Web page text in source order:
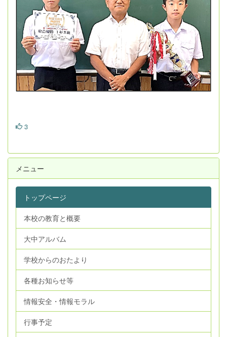
3
メニュー
トップページ
本校の教育と概要
大中アルバム
学校からのおたより
各種お知らせ等
情報安全・情報モラル
行事予定